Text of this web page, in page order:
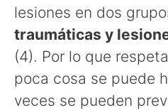
lesiones en dos
traumáticas y
(4). Por lo que
poca cosa se puede
veces se pueden